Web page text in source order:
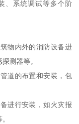
、系统调试等多个阶
物内外的消防设备进
测器等。
道的布置和安装，包
进行安装，如火灾报